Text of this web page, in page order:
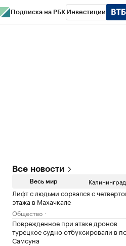
Подписка на РБК Инвестиции
Все новости
Весь мир Калининград
Лифт с людьми сорвался с
этажа в Махачкале
Общество
Поврежденное при атаке дронов
турецкое судно отбуксировали в
Самсуна